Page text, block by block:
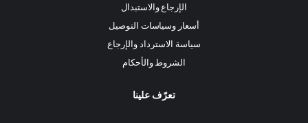
الإرجاع والاستبدال
أسعار وسياسات التوصيل
سياسة الاسترداد والإرجاع
الشروط والأحكام
تعرّف علينا